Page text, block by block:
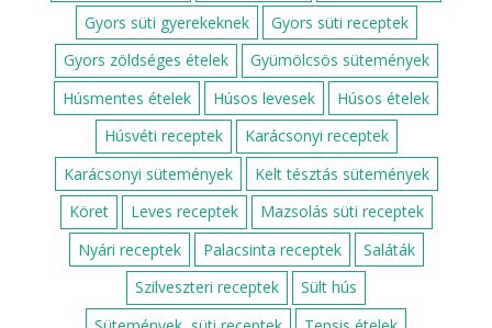
Csokis kalács
Dupla csokis szelet
Zserbó
Bejgli
Paleo brownie
MÁR TÖBB MINT 350 RECEPT!